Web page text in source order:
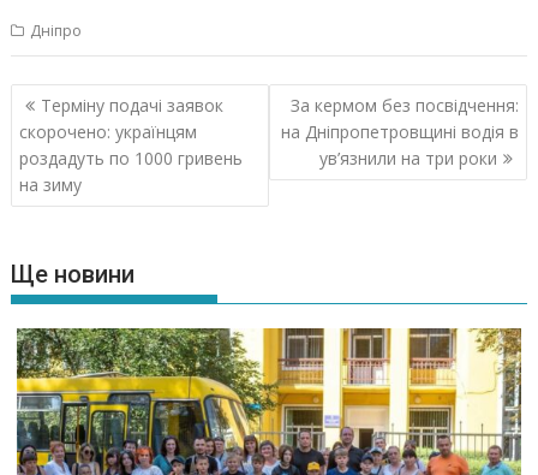
Дніпро
Навігація
записів
Терміну подачі заявок
скорочено: українцям
роздадуть по 1000 гривень
на зиму
За кермом без посвідчення:
на Дніпропетровщині водія в
ув’язнили на три роки
Ще новини